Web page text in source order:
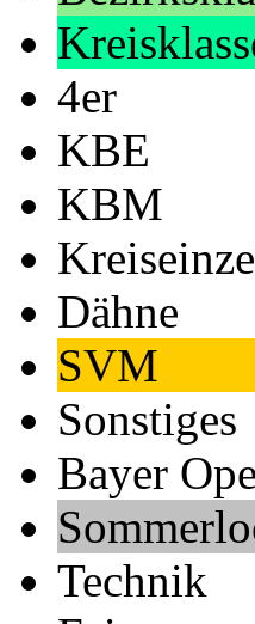
4er
KBE
KBM
Dähne
SVM
Sonstiges
Bayer
Technik